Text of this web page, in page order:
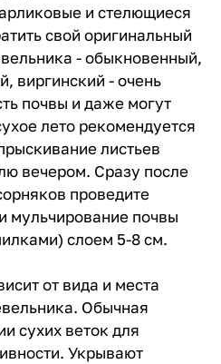
и стелющиеся
свой оригинальный
- обыкновенный,
виргинский - очень
почвы и даже могут
лето рекомендуется
листьев
вечером. Сразу после
проведите
мульчирование почвы
слоем 5-8 см.
от вида и места
Обычная
сухих веток для
Укрывают